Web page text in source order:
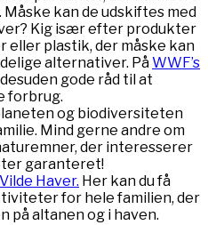
kan de udskiftes med
Kig især efter produkter
eller plastik, der måske kan
alternativer. PåWWF’s
gode råd til at
forbrug.
og biodiversiteten
Mind gerne andre om
der interesserer
garanteret!
Haver. Her kan du få
for hele familien, der
på altanen og i haven.